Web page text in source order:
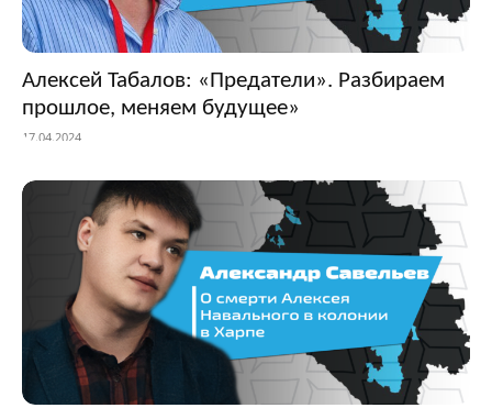
Алексей Табалов: «Предатели». Разбираем
прошлое, меняем будущее»
17.04.2024